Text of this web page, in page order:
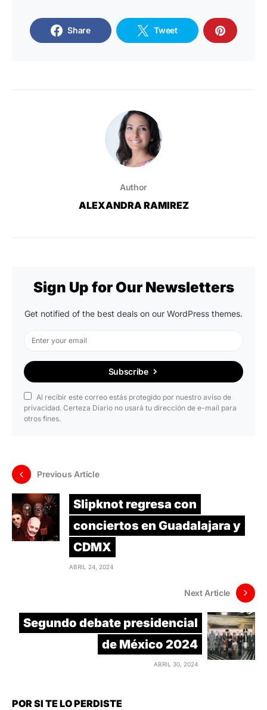
Share Tweet
Author
ALEXANDRA RAMIREZ
Sign Up for Our Newsletters
Get notified of the best deals on our WordPress themes.
Subscribe
Al recibir este correo estás protegido por nuestro aviso de
privacidad. Certeza Diario no usará tu dirección de e-mail para
otros fines.
Previous Article
Slipknot regresa con
conciertos en Guadalajara y
CDMX
ABRIL 24, 2024
Next Article
Segundo debate presidencial
de México 2024
ABRIL 30, 2024
POR SI TE LO PERDISTE